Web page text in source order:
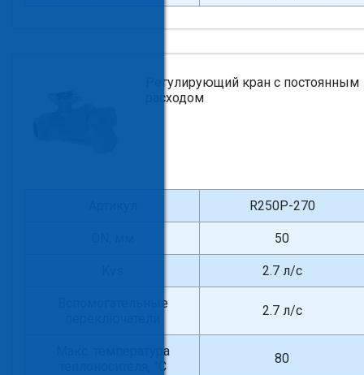
Регулирующий кран с постоянным
расходом
R250P-270
50
2.7 л/с
Вспомогательные
2.7 л/с
Макс. температура
теплоносителя, °С
80